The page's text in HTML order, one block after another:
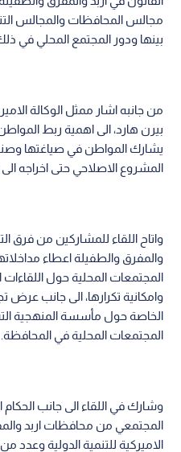
مجالس المحافظات والمجالس
بينها ودور المجتمع المحلي في
من جانبه اشار ممثل الوكالة
بيرن هارد، الى اهمية ربط
يشارك المواطن في صياغتها
المشروع الاصلاحي حتى اخراجه الى
واتاح اللقاء للمشاركين من فرق
والمفرق والطفيلة اعطاء
المجتمعات المحلية حول اللقاءات
وامكانية تكرارها، الى جانب عرض
الخاصة حول مأسسة المنهجية
المجتمعات المحلية في المحافظة.
وشارك في اللقاء الى جانب الحكام
المجتمعي من محافظات اربد
الاميركية للتنمية الدولية وعدد